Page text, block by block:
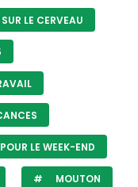
SUR LE CERVEAU
POUR LE WEEK-END
MOUTON